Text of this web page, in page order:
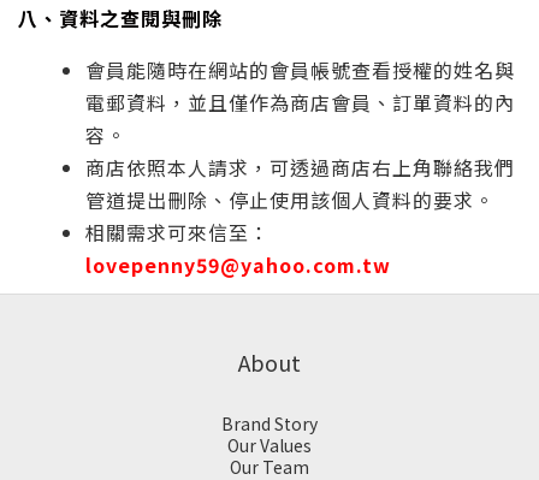
八、資料之查閱與刪除
會員能隨時在網站的會員帳號查看授權的姓名與
電郵資料，並且僅作為商店會員、訂單資料的內
容。
商店依照本人請求，可透過商店右上角聯絡我們
管道提出刪除、停止使用該個人資料的要求。
相關需求可來信至：
lovepenny59@yahoo.com.tw
About
Brand Story
Our Values
Our Team